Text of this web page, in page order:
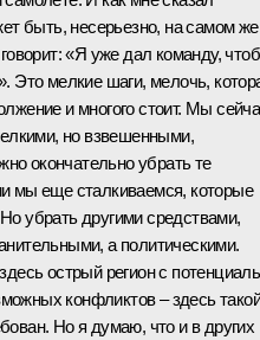
быть, несерьезно, на самом же
«Я уже дал команду,
Это мелкие шаги, мелочь,
и многого стоит. Мы
но взвешенными,
окончательно убрать те
мы еще сталкиваемся, которые
убрать другими средствами,
а политическими.
острый регион с
конфликтов – здесь такой
Но я думаю, что и в других